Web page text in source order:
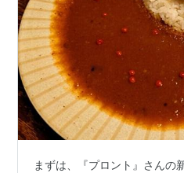
まずは、『プロント』さんの